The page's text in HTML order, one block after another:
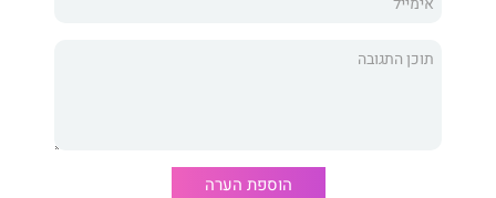
בדרכו הוא נתקל במכשולים ובקשיים המאלצים אותו להתמודד עם
הוא יצירתן המשותפת של האחיות ליאור ואלה קדם, הצועדות, כל
אחת בדרכה, בשבילים עקלקלים המובילים לאבטיחים מתוקים.
הוספת הערה